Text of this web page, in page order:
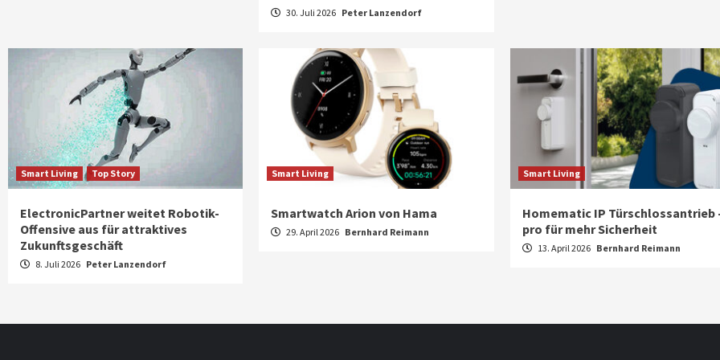
30. Juli 2026 Peter Lanzendorf
Smart Living Top Story
ElectronicPartner weitet Robotik-
Offensive aus für attraktives
Zukunftsgeschäft
8. Juli 2026 Peter Lanzendorf
Smart Living
Smartwatch Arion von Hama
29. April 2026 Bernhard Reimann
Smart Living
Homematic IP Türschlossantrieb
pro für mehr Sicherheit
13. April 2026 Bernhard Reimann